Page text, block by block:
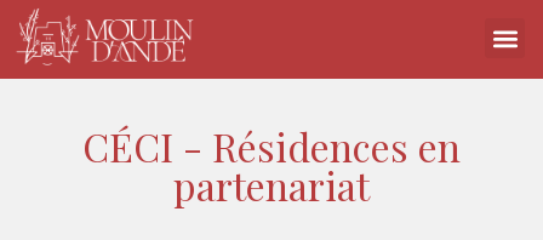
CÉCI - Résidences en
partenariat